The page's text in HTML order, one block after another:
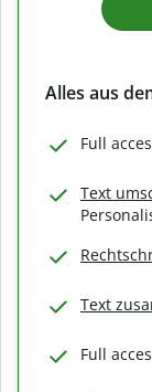
Alles aus
Full
Text
Text
Full